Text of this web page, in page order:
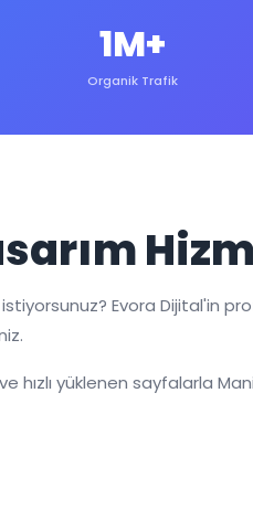
1M+
Organik Trafik
Evora Dijital'in
hızlı yüklenen sayfalarla